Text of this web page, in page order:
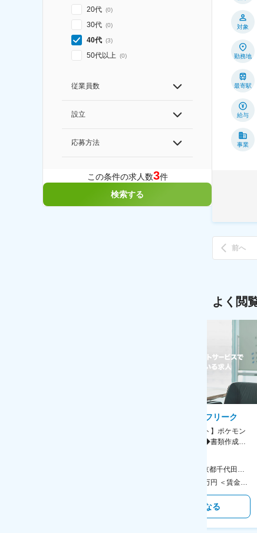
20代 (0)
30代 (0)
40代 (3)
50代以上 (0)
従業員数
設立
応募方法
この条件の求人数3件
検索する
対象
勤務地
最寄駅
給与
事業
前へ
よく閲
株式会社ゲームフリーク
【庶務アシスタント】ポケモン
シリーズ開発企業◆書類作成・
本社 住所：東京都千代田区神田錦町2-2-1 KANDASQUARE 受動喫煙対策：屋内全面禁煙 変更の範囲：会社の定める事業所
350万円～500万円 ＜賃金形態＞ 月給制 ＜賃金内訳＞ 月額（基本給）：215,000円～307,000円 固定残業手当/月：76,700円～110,000円（固定残業時間45時間0分/月） 超過した時間外労働の残業手当は追加支給 ＜月給＞ 291,700円～417,000円（一律手当を含む） ＜昇給有無＞ 有 ＜残業手当＞ 有 ＜給与補足＞ ※経験・能力を考慮の上、年齢に関わりなく当社規定により優遇します。 賃金はあくまでも目安の金額であり、選考を通じて上下する可能性があります。 月給(月額)は固定手当を含めた表記です。
気になる